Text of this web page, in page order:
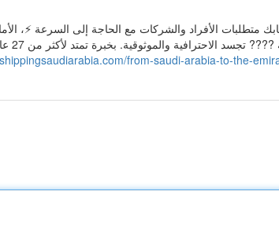
متطلبات الأفراد والشركات مع الحاجة إلى السرعة ⚡،
from-saudi-arabia-to-the-